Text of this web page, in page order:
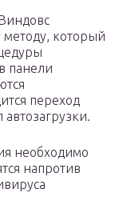
методу, который
панели
переход
необходимо
напротив